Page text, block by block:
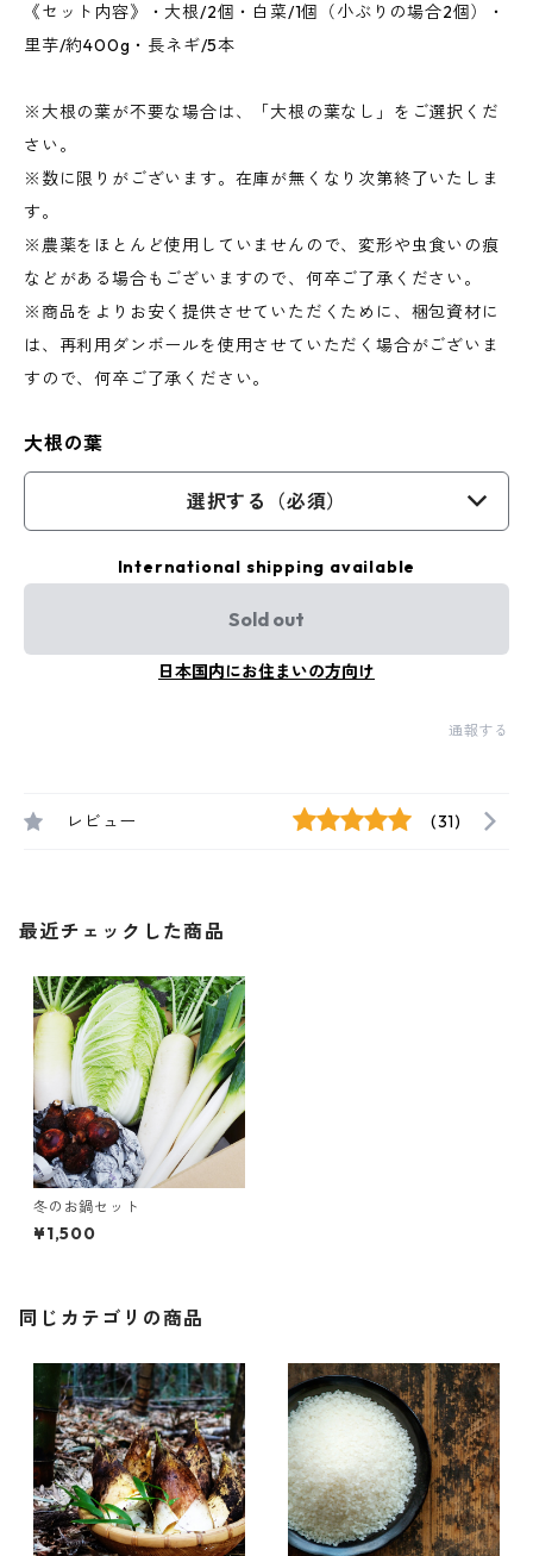
《セット内容》・大根/2個・白菜/1個（小ぶりの場合2個）・
里芋/約400g・長ネギ/5本
※大根の葉が不要な場合は、「大根の葉なし」をご選択くだ
さい。
※数に限りがございます。在庫が無くなり次第終了いたしま
す。
※農薬をほとんど使用していませんので、変形や虫食いの痕
などがある場合もございますので、何卒ご了承ください。
※商品をよりお安く提供させていただくために、梱包資材に
は、再利用ダンボールを使用させていただく場合がございま
すので、何卒ご了承ください。
大根の葉
選択する（必須）
International shipping available
Sold out
日本国内にお住まいの方向け
通報する
レビュー (31)
最近チェックした商品
冬のお鍋セット
¥1,500
同じカテゴリの商品